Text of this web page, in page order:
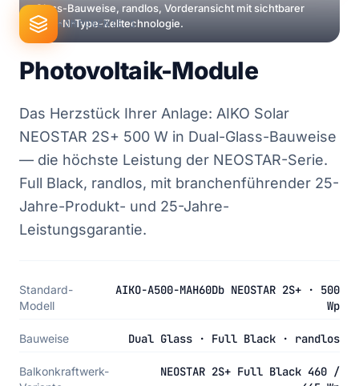
Glass-Bauweise, randlos, Vorderansicht mit sichtbarer
ABC-N-Type-Zelltechnologie.
KOMPONENTE 1
Photovoltaik-Module
Das Herzstück Ihrer Anlage: AIKO Solar
NEOSTAR 2S+ 500 W in Dual-Glass-Bauweise
— die höchste Leistung der NEOSTAR-Serie.
Full Black, randlos, mit branchenführender 25-
Jahre-Produkt- und 25-Jahre-
Leistungsgarantie.
Standard-
Modell
AIKO-A500-MAH60Db NEOSTAR 2S+ · 500
Wp
Bauweise Dual Glass · Full Black · randlos
Balkonkraftwerk-
NEOSTAR 2S+ Full Black 460 /